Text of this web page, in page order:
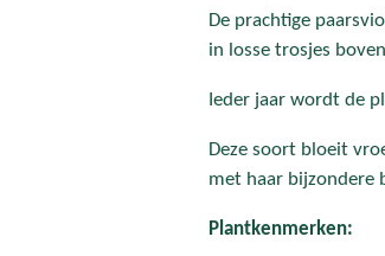
De prachtige
in losse trosjes
Ieder jaar wordt de
Deze soort bloeit
met haar bijzondere
Plantkenmerken: